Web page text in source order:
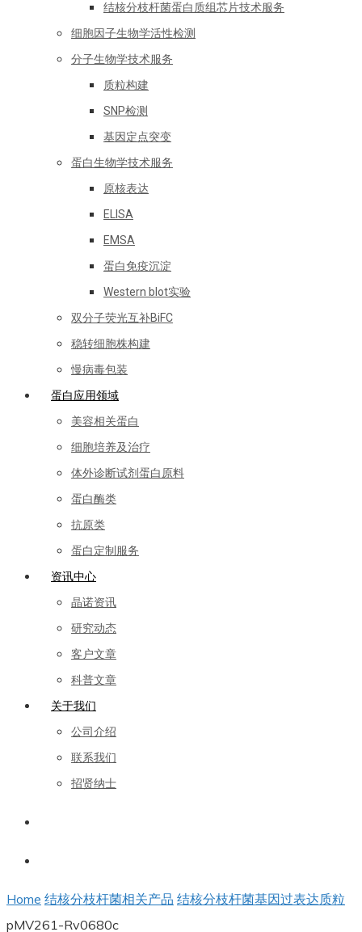
结核分枝杆菌蛋白质组芯片技术服务
细胞因子生物学活性检测
分子生物学技术服务
质粒构建
SNP检测
基因定点突变
蛋白生物学技术服务
原核表达
ELISA
EMSA
蛋白免疫沉淀
Western blot实验
双分子荧光互补BiFC
稳转细胞株构建
慢病毒包装
蛋白应用领域
美容相关蛋白
细胞培养及治疗
体外诊断试剂蛋白原料
蛋白酶类
抗原类
蛋白定制服务
资讯中心
晶诺资讯
研究动态
客户文章
科普文章
关于我们
公司介绍
联系我们
招贤纳士
Home 结核分枝杆菌相关产品 结核分枝杆菌基因过表达质粒
pMV261-Rv0680c